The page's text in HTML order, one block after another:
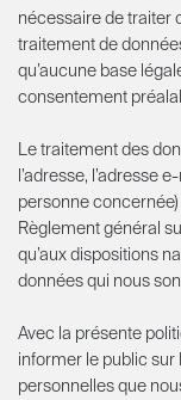
nécessaire de traiter
traitement de
qu’aucune base
consentement
Le traitement des
l’adresse, l’adresse
personne
Règlement général
qu’aux dispositions
données qui nous
Avec la présente
informer le public sur
personnelles que